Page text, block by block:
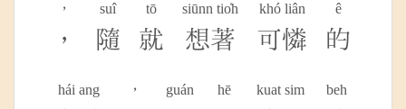
，
，
suî
隨
tō
就
siūnn tio̍h
想著
khó liân
可憐
ê
的
hái ang ， guán hē kuat sim beh